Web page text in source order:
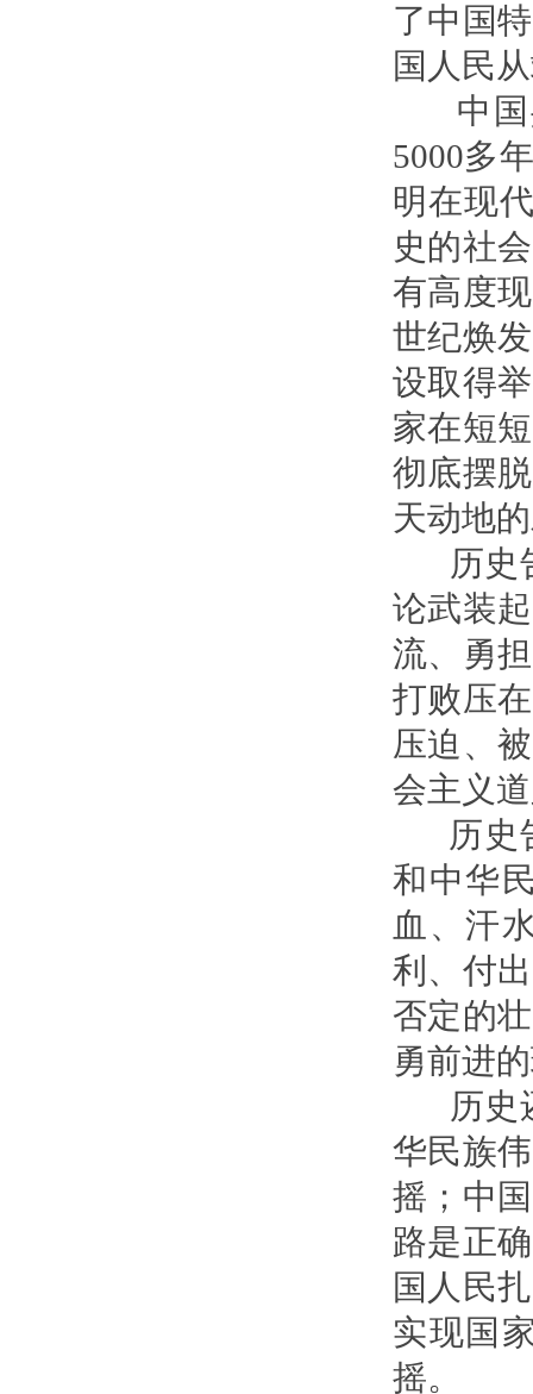
了中国
国人民
中国
5000多
明在现
史的社
有高度
世纪焕
设取得
家在短
彻底摆
天动地
历史告
论武装
流、勇
打败压
压迫、
会主义
历史告
和中华
血、汗
利、付
否定的
勇前进
历史还
华民族
摇；中
路是正
国人民
实现国
摇。